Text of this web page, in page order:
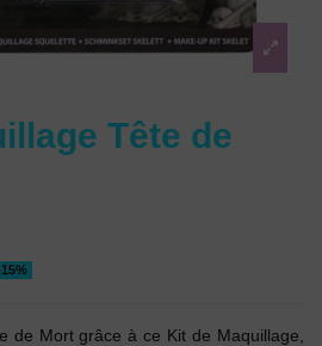
Tête de
de Mort grâce à ce Kit de Maquillage,